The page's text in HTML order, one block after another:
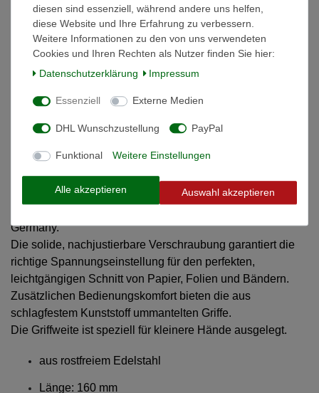
Informationen zur Produktsicherheit
Berufs- und Haushaltschere small
1420
Die BERGER Berufs- und Haushaltschere aus
anspruchsvolle Aufgaben.
Der zweiflächige Facettenschliff verleiht den 70 mm langen
Klingen eine besondere Schärfe und sorgt für eine
Germany.
Die solide, nachjustierbare Verschraubung garantiert die
richtige Spannungseinstellung für den perfekten,
leichtgängigen Schnitt von Papier, Folien und Bändern.
Zusätzlichen Bedienungskomfort bieten die aus
schlagfestem Kunststoff ummantelten Griffe.
Die Griffweite ist speziell für kleinere Hände ausgelegt.
aus rostfreiem Edelstahl
Länge: 160 mm
diesen sind essenziell, während andere uns helfen,
diese Website und Ihre Erfahrung zu verbessern.
Weitere Informationen zu den von uns verwendeten
Cookies und Ihren Rechten als Nutzer finden Sie hier:
Daten­schutz­erklärung
Impressum
Essenziell Externe Medien
DHL Wunschzustellung PayPal
Funktional Weitere Einstellungen
Alle akzeptieren Auswahl akzeptieren